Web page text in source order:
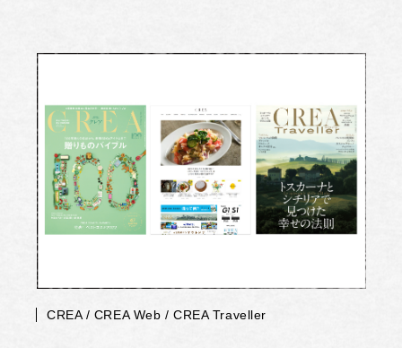
CREA / CREA Web / CREA Traveller